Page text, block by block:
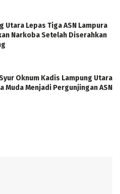
Utara Lepas Tiga ASN Lampura
Narkoba Setelah Diserahkan
Oknum Kadis Lampung Utara
Muda Menjadi Pergunjingan ASN